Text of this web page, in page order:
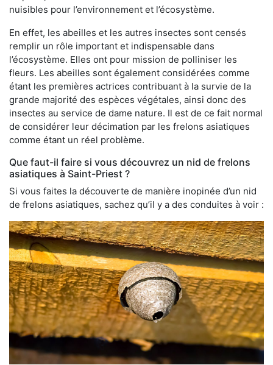
nuisibles pour l’environnement et l’écosystème.
En effet, les abeilles et les autres insectes sont censés
remplir un rôle important et indispensable dans
l’écosystème. Elles ont pour mission de polliniser les
fleurs. Les abeilles sont également considérées comme
étant les premières actrices contribuant à la survie de la
grande majorité des espèces végétales, ainsi donc des
insectes au service de dame nature. Il est de ce fait normal
de considérer leur décimation par les frelons asiatiques
comme étant un réel problème.
Que faut-il faire si vous découvrez un nid de frelons
asiatiques à Saint-Priest ?
Si vous faites la découverte de manière inopinée d’un nid
de frelons asiatiques, sachez qu’il y a des conduites à voir :